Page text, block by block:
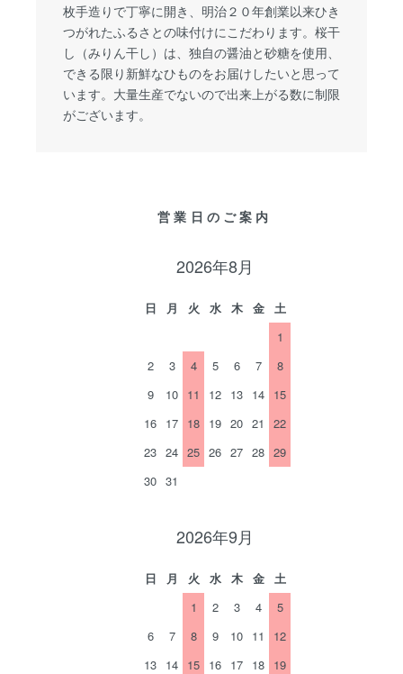
枚手造りで丁寧に開き、明治２０年創業以来ひき
つがれたふるさとの味付けにこだわります。桜干
し（みりん干し）は、独自の醤油と砂糖を使用、
できる限り新鮮なひものをお届けしたいと思って
います。大量生産でないので出来上がる数に制限
がございます。
営業日のご案内
2026年8月
日 月 火 水 木 金
土
1
2
3 4 5 6 7
8
9
10 11 12 13 14 15
16 17 18 19 20 21
22
23 24 25 26 27 28 29
30 31
2026年9月
日 月 火 水 木 金
土
1
2 3 4
5
6
7 8 9 10 11
12
13 14 15 16 17 18 19